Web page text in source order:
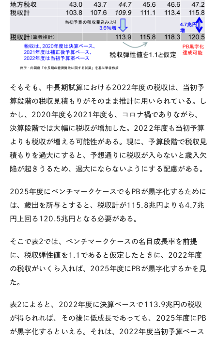
そもそも、中長期試算における 2022年度の税収は、当初予
算段階の税収見積もりがそのまま推計に用いられている。し
かし、 2020年度も 2021年度も、コロナ禍でありながら、
決算段階では大幅に税収が増加した。 2022年度も当初予算
よりも税収が増える可能性がある。現に、予算段階で税収見
積もりを過大にすると、予想通りに税収が入らないと歳入欠
陥が起きうるため、過大にならないようにする配慮がある。
2025年度にベンチマークケースでも PB が黒字化するために
は、歳出を所与とすると、税収計が115.8兆円よりも 4.7兆
円上回る 120.5兆円となる必要がある。
そこで表2 では、ベンチマークケースの名目成長率を前提
に、税収弾性値を 1.1 であると仮定したときに、 2022年度
の税収がいくら入れば、 2025年度に PB が黒字化するかを見
た。
表2 によると、 2022年度に決算ベースで 113.9兆円の税収
が得られれば、その後に低成長であっても、 2025年度に PB
が黒字化するといえる。それは、 2022年度当初予算ベース